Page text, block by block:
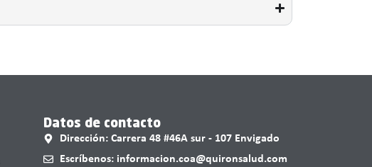
Datos de contacto
Dirección: Carrera 48 #46A sur - 107 Envigado
Escríbenos: informacion.coa@quironsalud.com